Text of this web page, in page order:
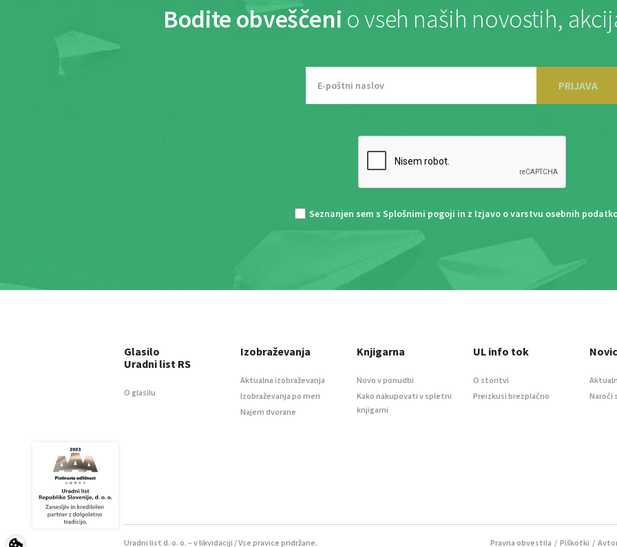
Bodite obveščeni o vseh naših novostih,
PRIJAVA
Seznanjen sem s Splošnimi pogoji in z Izjavo o varstvu osebnih
Glasilo
Uradni list RS
O glasilu
Izobraževanja
Aktualna izobraževanja
Izobraževanja po meri
Najem dvorane
Knjigarna
Novo v ponudbi
Kako nakupovati v spletni
knjigarni
UL info tok
O storitvi
Preizkusi brezplačno
Naroči
Uradni list d. o. o. – v likvidaciji / Vse pravice pridržane. Pravna obvestila / Piškotki /